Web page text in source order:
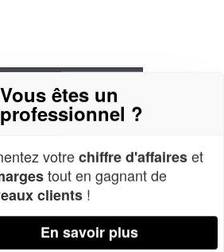
Vous êtes un
professionnel ?
votrechiffre d'affaireset
tout en gagnant de
clients !
En savoir plus